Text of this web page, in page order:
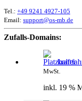
Tel.: +49 9241 4927-105
Email: support@os-mb.de
Zufalls-Domains:
MwSt.
inkl. 19 %